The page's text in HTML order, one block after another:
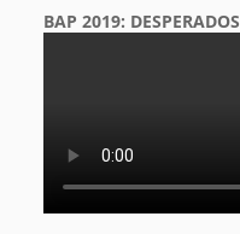
BAP 2019: DESPERADOS